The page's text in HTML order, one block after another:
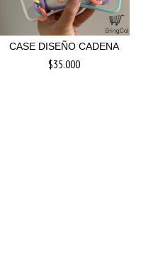
CASE DISEÑO CADENA
$35.000